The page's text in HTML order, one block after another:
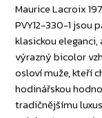
Maurice Lacroix
PVY12-330-1 jsou
klasickou
výrazný bicolor
osloví muže, kteří
hodinářskou
tradičnějšímu